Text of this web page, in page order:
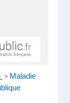
> Maladie